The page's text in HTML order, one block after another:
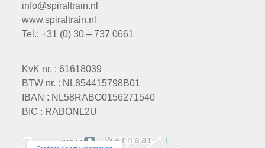
info@spiraltrain.nl
www.spiraltrain.nl
Tel.: +31 (0) 30 – 737 0661
KvK nr. : 61618039
BTW nr. : NL854415798B01
IBAN : NL58RABO0156271540
BIC : RABONL2U